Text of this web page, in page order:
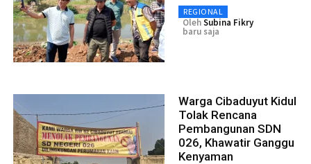
REGIONAL
OlehSubina Fikry
baru saja
Warga Cibaduyut Kidul
Tolak Rencana
Pembangunan SDN
026, Khawatir Ganggu
Kenyaman